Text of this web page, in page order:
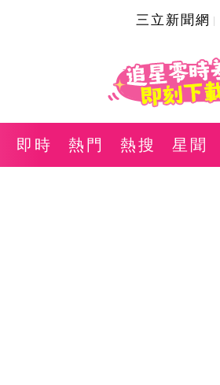
三立新聞網
即時 熱門 熱搜 星聞